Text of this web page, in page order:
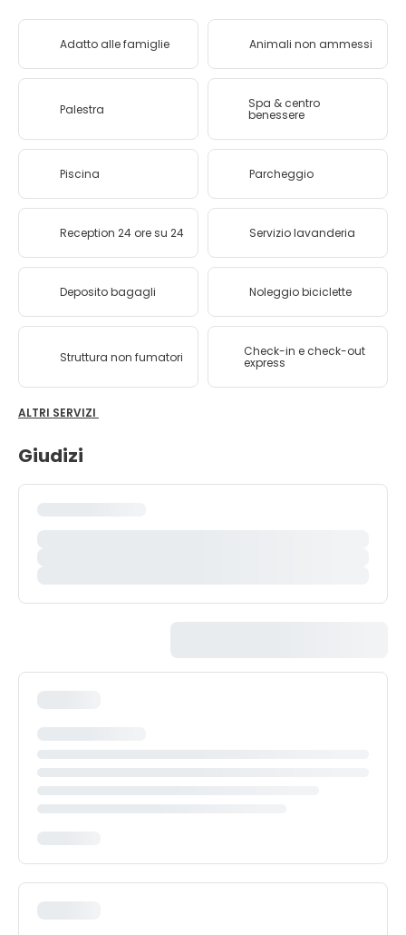
Adatto alle famiglie Animali non ammessi
Palestra Spa & centro
benessere
Piscina Parcheggio
Reception 24 ore su 24 Servizio lavanderia
Deposito bagagli Noleggio biciclette
Struttura non fumatori Check-in e check-out
express
ALTRI SERVIZI
Giudizi